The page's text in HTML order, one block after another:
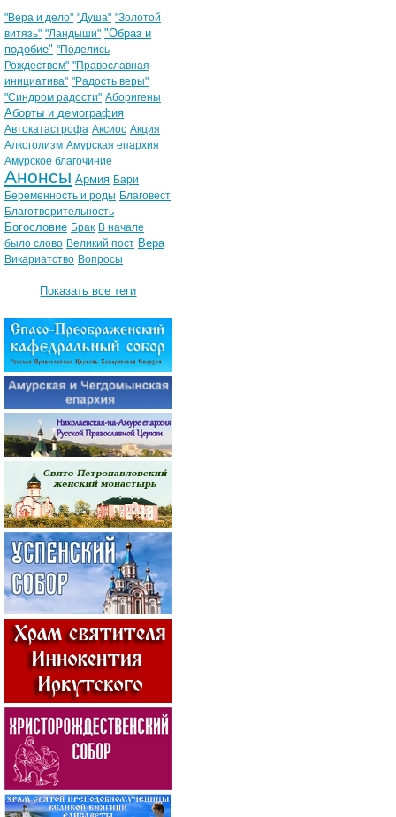
"Вера и дело" "Душа" "Золотой
витязь" "Ландыши" "Образ и
подобие" "Поделись
Рождеством" "Православная
инициатива" "Радость веры"
"Синдром радости" Аборигены
Аборты и демография
Автокатастрофа Аксиос Акция
Алкоголизм Амурская епархия
Амурское благочиние
Анонсы Армия Бари
Беременность и роды Благовест
Благотворительность
Богословие Брак В начале
было слово Великий пост Вера
Викариатство Вопросы
Показать все теги